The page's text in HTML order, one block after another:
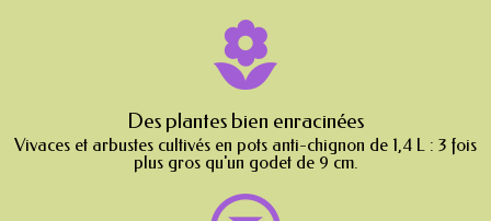
Des plantes bien enracinées
Vivaces et arbustes cultivés en pots anti-chignon de 1,4 L : 3 fois
plus gros qu'un godet de 9 cm.